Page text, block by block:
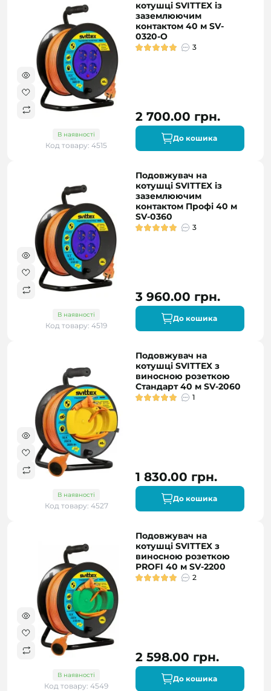
В наявності
Код товару: 4515
котушці SVITTEX із
заземлюючим
контактом 40 м SV-
0320-O
3
2 700.00 грн.
До кошика
В наявності
Код товару: 4519
Подовжувач на
котушці SVITTEX із
заземлюючим
контактом Профі 40 м
SV-0360
3
3 960.00 грн.
До кошика
В наявності
Код товару: 4527
Подовжувач на
котушці SVITTEX з
виносною розеткою
Стандарт 40 м SV-2060
1
1 830.00 грн.
До кошика
В наявності
Код товару: 4549
Подовжувач на
котушці SVITTEX з
виносною розеткою
PROFI 40 м SV-2200
2
2 598.00 грн.
До кошика